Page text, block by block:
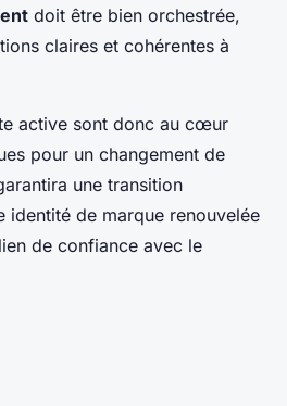
doit être bien orchestrée,
claires et cohérentes à
active sont donc au cœur
pour un changement de
une transition
identité de marque renouvelée
de confiance avec le